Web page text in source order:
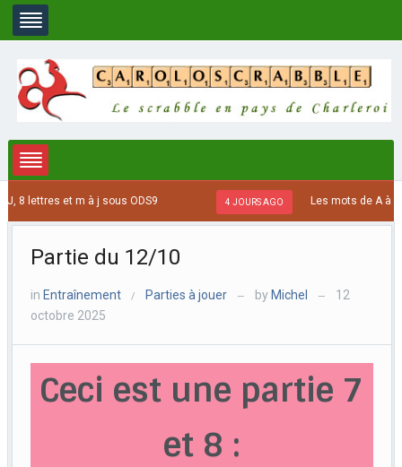
8 lettres et m à j sous ODS9 4 JOURS AGO Les mots de A à C
Partie du 12/10
in Entraînement / Parties à jouer — by Michel —
12
octobre 2025
Ceci est une partie 7
et 8 :